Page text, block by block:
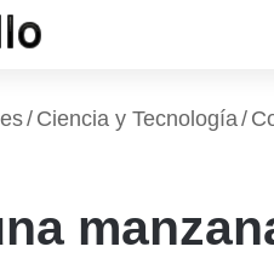
/ Ciencia y Tecnología/